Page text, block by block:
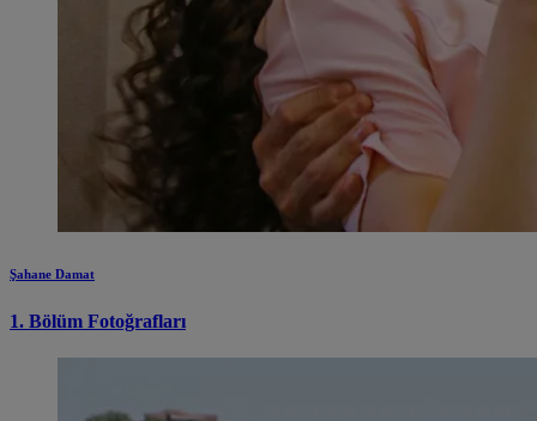
Şahane Damat
1. Bölüm Fotoğrafları